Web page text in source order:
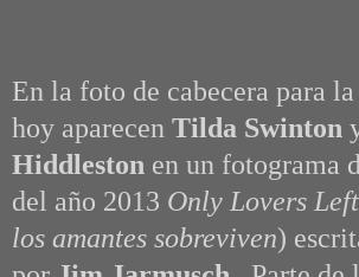
En la foto de cabecera para
hoy aparecen Tilda Swinton
Hiddleston en un fotograma
del año 2013 Only Lovers
los amantes sobreviven)